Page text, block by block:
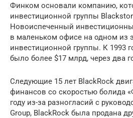
Финком основали компанию,
инвестиционной группы
Новоиспеченный
в маленьком офисе на одном из
инвестиционной группы. К 1993
было более $17 млрд, через два
Следующие 15 лет BlackRock
финансов со скоростью болида
году из-за разногласий с
Group, BlackRock была продана